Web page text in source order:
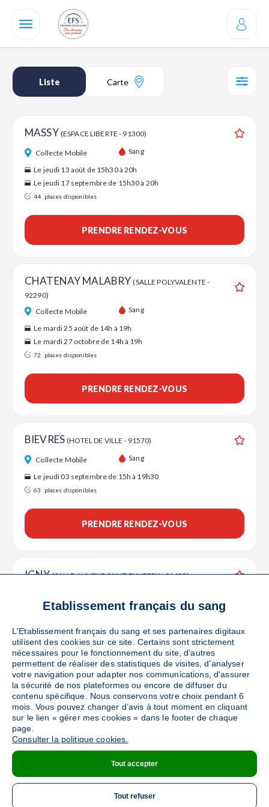
contenu
Liste Carte
MASSY (ESPACE LIBERTE - 91300)
Collecte Mobile Sang
Le jeudi 13 août de 15h30 à 20h
Le jeudi 17 septembre de 15h30 à 20h
44 places disponibles
PRENDRE RENDEZ-VOUS
CHATENAY MALABRY(SALLE POLYVALENTE -
92290)
Collecte Mobile Sang
Le mardi 25 août de 14h à 19h
Le mardi 27 octobre de 14h à 19h
72 places disponibles
PRENDRE RENDEZ-VOUS
BIEVRES(HOTEL DE VILLE - 91570)
Collecte Mobile Sang
Le jeudi 03 septembre de 15h à 19h30
63 places disponibles
PRENDRE RENDEZ-VOUS
IGNY(SALLE ANNEXE SAINT EXUPERY - 91430)
Le vendredi 11 septembre de 15h à 19h30
DÉTAILS DE LA COLLECTE
VERRIERES LE BUISSON(VOIE DE L'AULNE -
91370)
Le mardi 06 octobre de 15h à 19h30
DÉTAILS DE LA COLLECTE
Etablissement français du sang
L'Etablissement français du sang et ses partenaires digitaux
utilisent des cookies sur ce site. Certains sont strictement
nécessaires pour le fonctionnement du site, d'autres
permettent de réaliser des statistiques de visites, d'analyser
votre navigation pour adapter nos communications, d'assurer
la sécurité de nos plateformes ou encore de diffuser du
contenu spécifique. Nous conservons votre choix pendant 6
mois. Vous pouvez changer d’avis à tout moment en cliquant
sur le lien « gérer mes cookies » dans le footer de chaque
page.
Consulter la politique cookies.
Tout accepter
Tout refuser